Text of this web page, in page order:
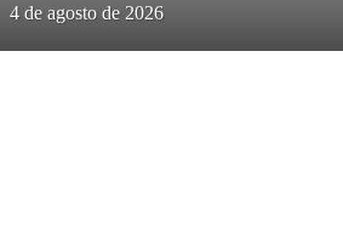
4 de agosto de 2026